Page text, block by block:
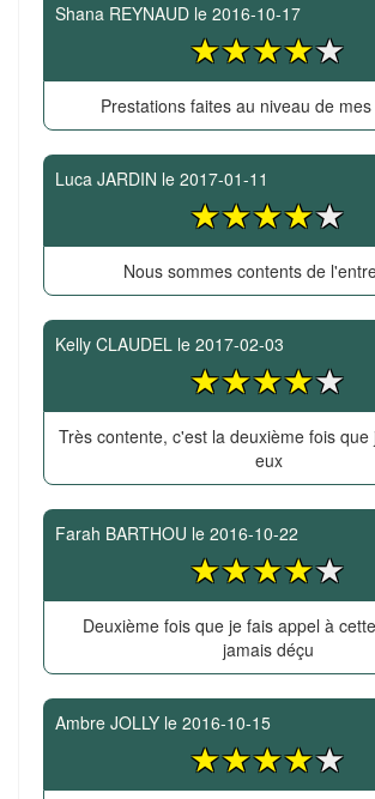
Shana REYNAUD le 2016-10-17
Prestations faites au niveau de
Luca JARDIN le 2017-01-11
Nous sommes contents de
Kelly CLAUDEL le 2017-02-03
Très contente, c'est la deuxième fois que
eux
Farah BARTHOU le 2016-10-22
Deuxième fois que je fais appel à
jamais déçu
Ambre JOLLY le 2016-10-15